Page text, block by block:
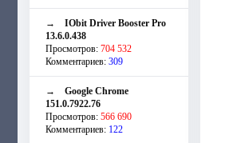
→ IObit Driver Booster Pro
13.6.0.438
Просмотров: 704 532
Комментариев: 309
→ Google Chrome
151.0.7922.76
Просмотров: 566 690
Комментариев: 122